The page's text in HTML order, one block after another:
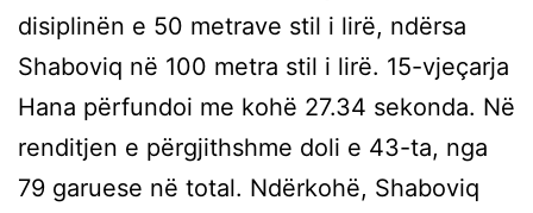
disiplinën e 50 metrave stil i lirë, ndërsa
Shaboviq në 100 metra stil i lirë. 15-vjeçarja
Hana përfundoi me kohë 27.34 sekonda. Në
renditjen e përgjithshme doli e 43-ta, nga
79 garuese në total. Ndërkohë, Shaboviq